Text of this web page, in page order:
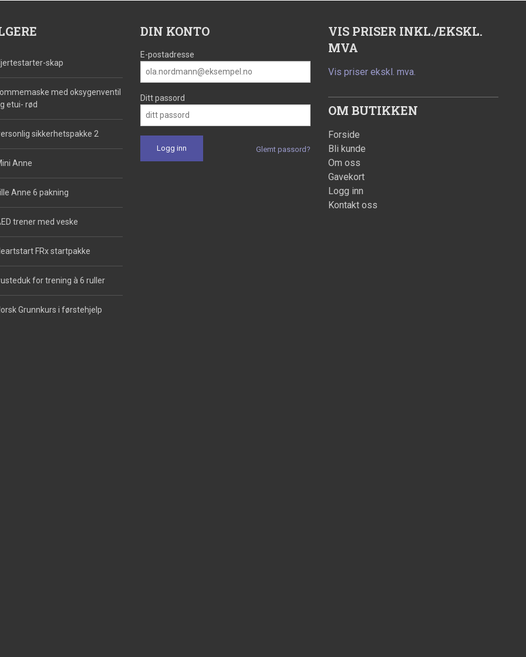
skap
med oksygenventil
etui- rød
sikkerhetspakke 2
Anne
Anne 6 pakning
trener med veske
FRx startpakke
for trening à 6 ruller
Grunnkurs i førstehjelp
DIN KONTO
E-postadresse
Ditt passord
Glemt passord?
VIS PRISER INKL./EKSKL.
MVA
Vis priser ekskl. mva.
OM BUTIKKEN
Forside
Bli kunde
Om oss
Gavekort
Logg inn
Kontakt oss